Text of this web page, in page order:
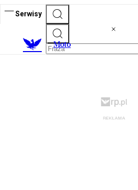
Serwisy
Moto